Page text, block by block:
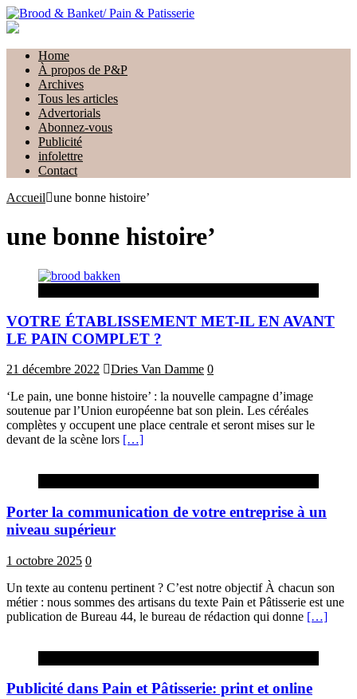
Home
À propos de P&P
Archives
Tous les articles
Advertorials
Abonnez-vous
Publicité
infolettre
Contact
Accueil
une bonne histoire’
une bonne histoire’
VOTRE ÉTABLISSEMENT MET-IL EN AVANT
LE PAIN COMPLET ?
21 décembre 2022 Dries Van Damme 0
‘Le pain, une bonne histoire’ : la nouvelle campagne d’image
soutenue par l’Union européenne bat son plein. Les céréales
complètes y occupent une place centrale et seront mises sur le
devant de la scène lors […]
Porter la communication de votre entreprise à un
niveau supérieur
1 octobre 2025 0
Un texte au contenu pertinent ? C’est notre objectif À chacun son
métier : nous sommes des artisans du texte Pain et Pâtisserie est une
publication de Bureau 44, le bureau de rédaction qui donne […]
Publicité dans Pain et Pâtisserie: print et online